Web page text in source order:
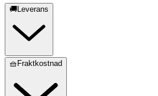
🚚Leverans
🧺Fraktkostnad